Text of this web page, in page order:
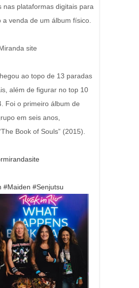
nas plataformas digitais para
a venda de um álbum físico.
site
ao topo de 13 paradas
além de figurar no top 10
Foi o primeiro álbum de
em seis anos,
Book of Souls” (2015).
#Maiden #Senjutsu